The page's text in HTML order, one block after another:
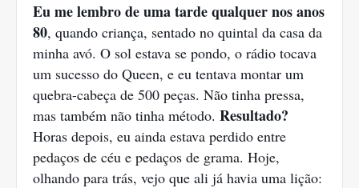
Eu me lembro de uma tarde qualquer nos anos
80, quando criança, sentado no quintal da casa da
minha avó. O sol estava se pondo, o rádio tocava
um sucesso do Queen, e eu tentava montar um
quebra-cabeça de 500 peças. Não tinha pressa,
mas também não tinha método. Resultado?
Horas depois, eu ainda estava perdido entre
pedaços de céu e pedaços de grama. Hoje,
olhando para trás, vejo que ali já havia uma lição: